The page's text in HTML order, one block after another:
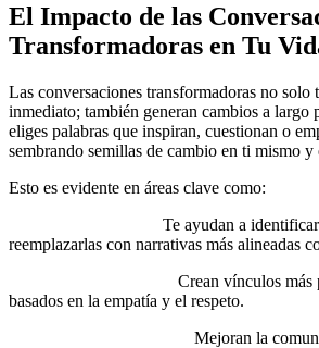
El Impacto de las
Transformadoras en Tu
Las conversaciones transformadoras no solo
inmediato; también generan cambios a largo
eliges palabras que inspiran, cuestionan o
sembrando semillas de cambio en ti mismo y
Esto es evidente en áreas clave como:
Te ayudan a
reemplazarlas con narrativas más alineadas
Crean vínculos más
basados en la empatía y el respeto.
Mejoran la